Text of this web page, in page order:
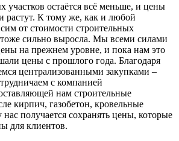
участков остаётся всё меньше, и цены
растут. К тому же, как и любой
от стоимости строительных
тоже сильно выросла. Мы всеми силами
на прежнем уровне, и пока нам это
цены с прошлого года. Благодаря
централизованными закупками –
с компанией
нам строительные
кирпич, газобетон, кровельные
получается сохранять цены, которые
для клиентов.